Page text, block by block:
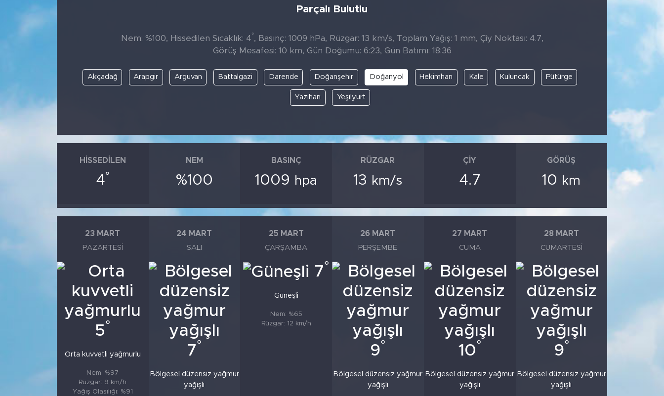
Parçalı Bulutlu
Nem: %100, Hissedilen Sıcaklık: 4°, Basınç: 1009 hPa, Rüzgar: 13 km/s, Toplam Yağış: 1 mm, Çiy Noktası: 4.7,
Görüş Mesafesi: 10 km, Gün Doğumu: 6:23, Gün Batımı: 18:36
Akçadağ Arapgir Arguvan Battalgazi Darende Doğanşehir Doğanyol Hekimhan Kale Kuluncak Pütürge
Yazıhan Yeşilyurt
HISSEDILEN
4°
NEM
%100
BASINÇ
1009 hpa
RÜZGAR
13 km/s
ÇIY
4.7
GÖRÜŞ
10 km
23 MART
PAZARTESI
5°
Orta kuvvetli yağmurlu
Nem: %97
Rüzgar: 9 km/h
Yağış Olasılığı: %91
24 MART
SALI
7°
Bölgesel düzensiz yağmur
yağışlı
25 MART
ÇARŞAMBA
7°
Güneşli
Nem: %65
Rüzgar: 12 km/h
26 MART
PERŞEMBE
9°
Bölgesel düzensiz yağmur
yağışlı
27 MART
CUMA
10°
Bölgesel düzensiz yağmur
yağışlı
28 MART
CUMARTESI
9°
Bölgesel düzensiz yağmur
yağışlı